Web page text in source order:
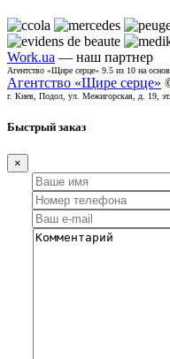
Work.ua — наш партнер
Агентство «Щире серце» 9.5 из 10 на
Агентство «Щире серце»
г. Киев, Подол, ул. Межигорская, д. 19,
Быстрый заказ
×